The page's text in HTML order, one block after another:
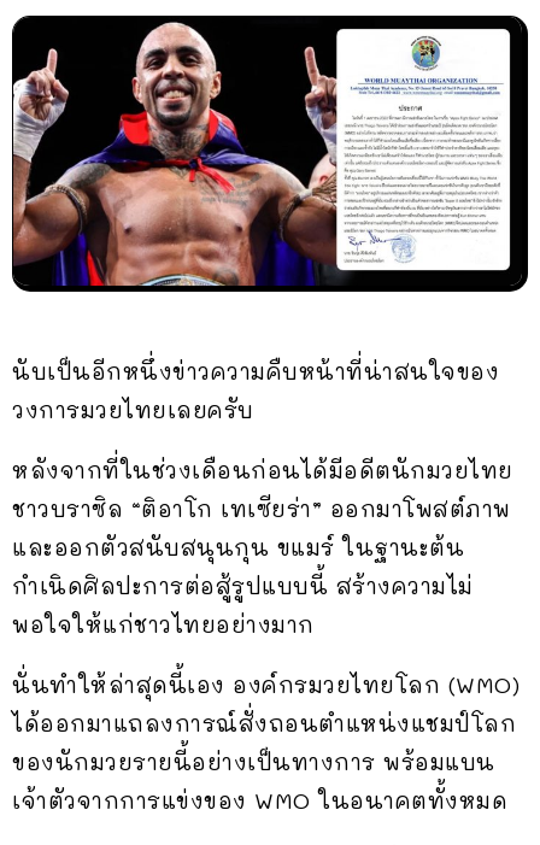
นับเป็นอีกหนึ่งข่าวความคืบหน้าที่น่าสนใจของ
วงการมวยไทยเลยครับ
หลังจากที่ในช่วงเดือนก่อนได้มีอดีตนักมวยไทย
ชาวบราซิล “ติอาโก เทเซียร่า” ออกมาโพสต์ภาพ
และออกตัวสนับสนุนกุน ขแมร์ ในฐานะต้น
กำเนิดศิลปะการต่อสู้รูปแบบนี้ สร้างความไม่
พอใจให้แก่ชาวไทยอย่างมาก
นั่นทำให้ล่าสุดนี้เอง องค์กรมวยไทยโลก (WMO)
ได้ออกมาแถลงการณ์สั่งถอนตำแหน่งแชมป์โลก
ของนักมวยรายนี้อย่างเป็นทางการ พร้อมแบน
เจ้าตัวจากการแข่งของ WMO ในอนาคตทั้งหมด